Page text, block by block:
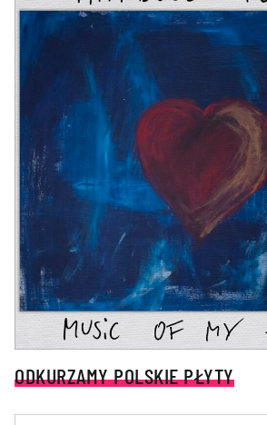
ODKURZAMY POLSKIE PŁYTY